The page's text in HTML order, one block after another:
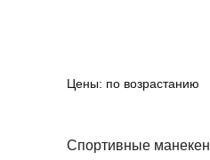
Спортивные